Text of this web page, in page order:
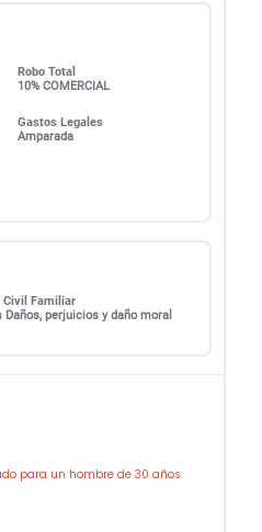
Robo Total
10% COMERCIAL
Gastos Legales
Amparada
Civil Familiar
perjuicios y daño moral
para un hombre de 30 años